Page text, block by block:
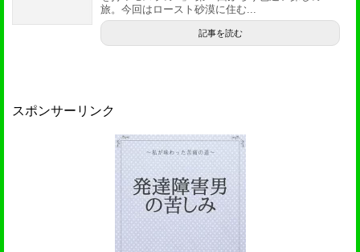
旅。今回はロースト砂漠に住む...
記事を読む
スポンサーリンク